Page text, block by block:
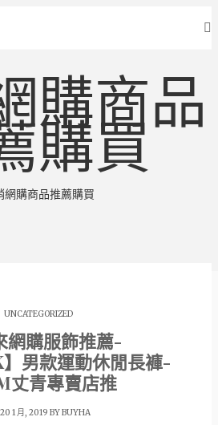
購商品
購買
網購商品推薦購買
UNCATEGORIZED
網購服飾推薦-
】男款運動休閒長褲-
丈青專賣店推
1 月, 2019 BYBUYHA